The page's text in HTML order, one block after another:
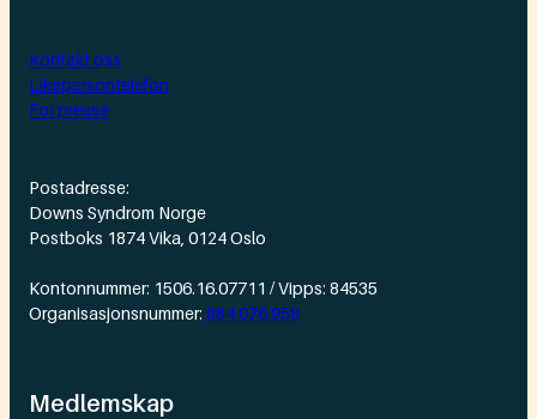
Kontakt oss
Likepersontelefon
For presse
Postadresse:
Downs Syndrom Norge
Postboks 1874 Vika, 0124 Oslo
Kontonnummer: 1506.16.07711 / Vipps: 84535
Organisasjonsnummer: 984 076 959
Medlemskap